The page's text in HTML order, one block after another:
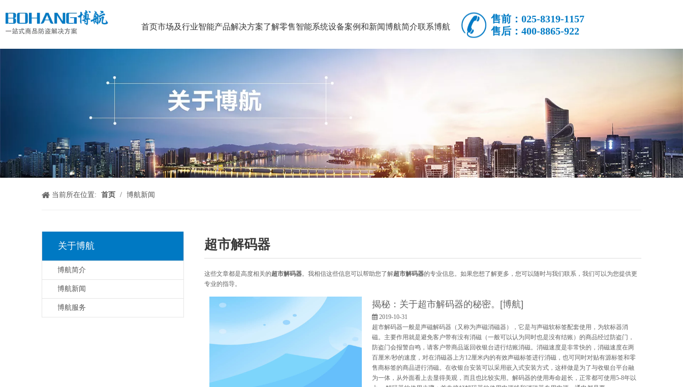
首页市场及行业智能产品解决方案了解零售智能系统设备案例和新闻博航简介联系博航
售前：025-8319-1157
售后：400-8865-922
当前所在位置: 首页 / 博航新闻
关于博航
博航简介
博航新闻
博航服务
超市解码器
这些文章都是高度相关的超市解码器。我相信这些信息可以帮助您了解超市解码器的专业信息。如果您想了解更多，您可以随时与我们联系，我们可以为您提供更
专业的指导。
揭秘：关于超市解码器的秘密。[博航]
2019-10-31
超市解码器一般是声磁解码器（又称为声磁消磁器），它是与声磁软标签配套使用，为软标器消
磁。主要作用就是避免客户带有没有消磁（一般可以认为同时也是没有结账）的商品经过防盗门，
防盗门会报警自鸣，请客户带商品返回收银台进行结账消磁。消磁速度是非常快的，消磁速度在两
百厘米/秒的速度，对在消磁器上方12厘米内的有效声磁标签进行消磁，也可同时对贴有源标签和零
售商标签的商品进行消磁。在收银台安装可以采用嵌入式安装方式，这样做是为了与收银台平台融
为一体，从外面看上去显得美观，而且也比较实用。解码器的使用寿命超长，正常都可使用5-8年以